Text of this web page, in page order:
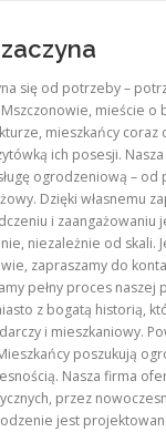
się od potrzeby –
mieście o
mieszkańcy coraz
ich posesji.
ogrodzeniową – od
Dzięki własnemu
i zaangażowaniu
niezależnie od skali.
zapraszamy do
pełny proces naszej
z bogatą historią,
i mieszkaniowy.
poszukują
Nasza firma
przez
jest